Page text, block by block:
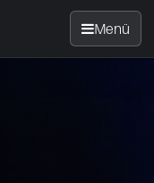
Menü